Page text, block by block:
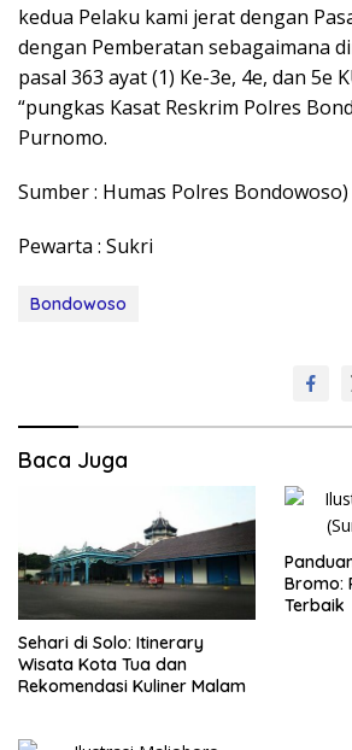
kedua Pelaku kami jerat dengan
dengan Pemberatan sebagaimana
pasal 363 ayat (1) Ke-3e, 4e, dan 5e
“pungkas Kasat Reskrim Polres
Purnomo.
Sumber : Humas Polres Bondowoso)
Pewarta : Sukri
Bondowoso
Baca Juga
Sehari di Solo: Itinerary
Wisata Kota Tua dan
Rekomendasi Kuliner Malam
Bromo:
Terbaik